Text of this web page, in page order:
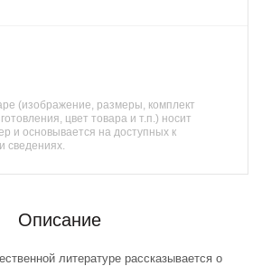
(изображение, размеры, комплект
цвет товара и т.п.) носит
и основывается на доступных к
сведениях.
Описание
литературе рассказывается о